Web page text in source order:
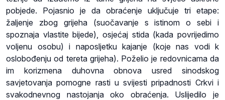
pobjede. Pojasnio je da obraćenje uključuje tri etape:
žaljenje zbog grijeha (suočavanje s istinom o sebi i
spoznaja vlastite bijede), osjećaj stida (kada povrijedimo
voljenu osobu) i naposljetku kajanje (koje nas vodi k
oslobođenju od tereta grijeha). Poželio je redovnicama da
im korizmena duhovna obnova usred sinodskog
savjetovanja pomogne rasti u svijesti pripadnosti Crkvi i
svakodnevnog nastojanja oko obraćenja. Uslijedilo je